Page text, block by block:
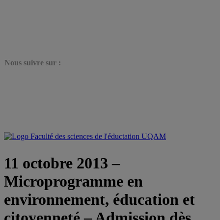
Nous suivre sur :
11 octobre 2013 –
Microprogramme en
environnement, éducation et